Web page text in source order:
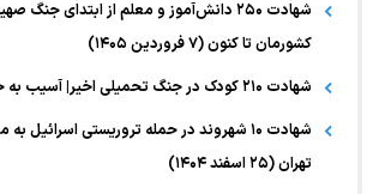
شهادت ۲۵۰ دانش‌آموز و معلم از ابتدای
کشورمان تا کنون (۷ فروردین ۱۴۰۵)
شهادت ۲۱۰ کودک در جنگ تحمیلی اخیر| آسیب به حدود ۳۰۰ مرکز درمانی
شهادت ۱۰ شهروند در حمله تروریستی
تهران (۲۵ اسفند ۱۴۰۴)